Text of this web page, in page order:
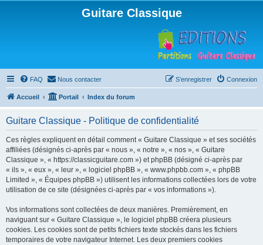
Guitare Classique
FAQ Nous contacter Connexion
S’enregistrer
Accueil Portail Index du forum
Guitare Classique - Politique de confidentialité
Ces règles expliquent en détail comment « Guitare Classique » et ses sociétés
affiliées (désignés ci-après par « nous », « notre », « nos », « Guitare
Classique », « https://classicguitare.com ») et phpBB (désigné ci-après par
« ils », « eux », « leur », « logiciel phpBB », « www.phpbb.com », « phpBB
Limited », « Équipes phpBB ») utilisent les informations collectées lors de votre
utilisation de ce site (désignées ci-après par « vos informations »).
Vos informations sont collectées de deux manières. Premièrement, en
naviguant sur « Guitare Classique », le logiciel phpBB créera plusieurs
cookies. Les cookies sont de petits fichiers texte stockés dans les fichiers
temporaires de votre navigateur Internet. Les deux premiers cookies